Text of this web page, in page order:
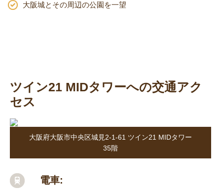
大阪城とその周辺の公園を一望
ツイン21 MIDタワーへの交通アク
セス
大阪府大阪市中央区城見2-1-61 ツイン21 MIDタワー
35階
電車: